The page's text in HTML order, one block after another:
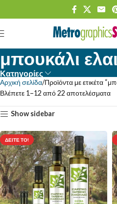
μπουκάλι
Κατηγορίες
Αρχική σελίδα Προϊόντα με ετικέτα
Βλέπετε 1–12 από 22 αποτελέσματα
Show sidebar
ΔΕΊΤΕ ΤΟ!